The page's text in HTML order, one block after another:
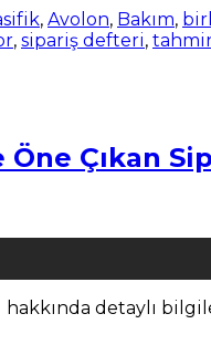
, Avolon, Bakım,
, sipariş defteri,
Öne Çıkan
hakkında detaylı